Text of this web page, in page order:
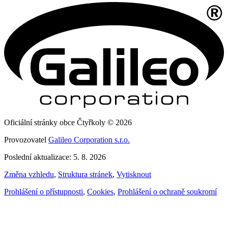
Oficiální stránky obce Čtyřkoly © 2026
Provozovatel Galileo Corporation s.r.o.
Poslední aktualizace: 5. 8. 2026
Změna vzhledu, Struktura stránek, Vytisknout
Prohlášení o přístupnosti, Cookies, Prohlášení o ochraně soukromí